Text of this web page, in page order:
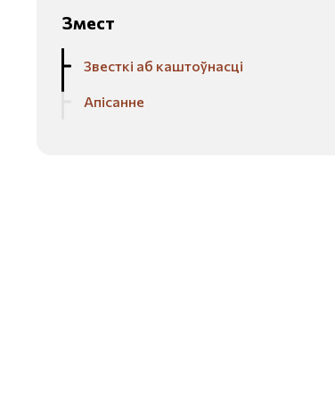
Змест
Звесткі аб каштоўнасці
Апісанне